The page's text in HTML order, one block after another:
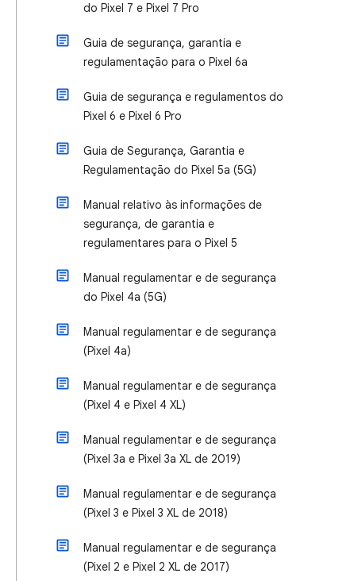
do Pixel 7 e Pixel 7 Pro
Guia de segurança, garantia e
regulamentação para o Pixel 6a
Guia de segurança e regulamentos do
Pixel 6 e Pixel 6 Pro
Guia de Segurança, Garantia e
Regulamentação do Pixel 5a (5G)
Manual relativo às informações de
segurança, de garantia e
regulamentares para o Pixel 5
Manual regulamentar e de segurança
do Pixel 4a (5G)
Manual regulamentar e de segurança
(Pixel 4a)
Manual regulamentar e de segurança
(Pixel 4 e Pixel 4 XL)
Manual regulamentar e de segurança
(Pixel 3a e Pixel 3a XL de 2019)
Manual regulamentar e de segurança
(Pixel 3 e Pixel 3 XL de 2018)
Manual regulamentar e de segurança
(Pixel 2 e Pixel 2 XL de 2017)